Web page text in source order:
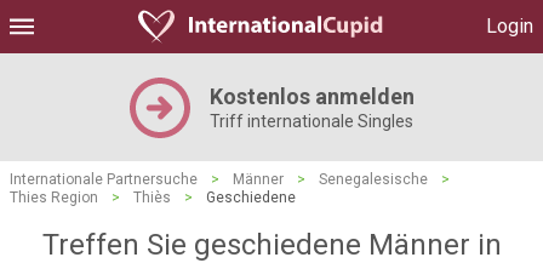
Login
Kostenlos anmelden
Triff internationale Singles
Internationale Partnersuche > Männer > Senegalesische
>
Thies Region
> Thiès > Geschiedene
Treffen Sie geschiedene Männer in